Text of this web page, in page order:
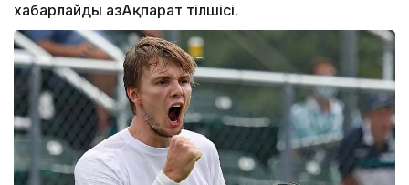
хабарлайды ҚазАқпарат тілшісі.